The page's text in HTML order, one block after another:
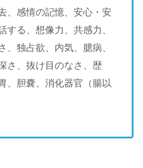
、感情の記憶、安心・安
する、想像力、共感力、
、独占欲、内気、臆病、
さ、抜け目のなさ、歴
、胆嚢、消化器官（腸以